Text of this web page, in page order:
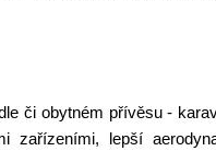
či obytném přívěsu -
zařízeními, lepší